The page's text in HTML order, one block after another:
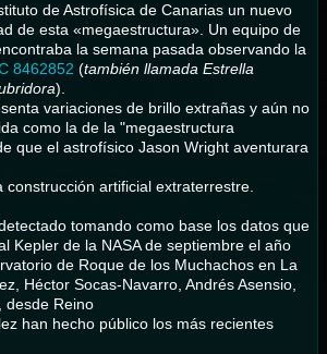
de Astrofísica de Canarias un nuevo
de esta «megaestructura». Un equipo de
la semana pasada observando la
8462852 (también llamada Estrella
).
variaciones de brillo extrañas y aún no
como la de la "megaestructura
que el astrofísico Jason Wright aventurara
construcción artificial extraterrestre.
tomando como base los datos que
Kepler de la NASA de septiembre el año
de Roque de los Muchachos en La
Héctor Socas-Navarro, Andrés Asensio,
desde Reino
han hecho público los más recientes